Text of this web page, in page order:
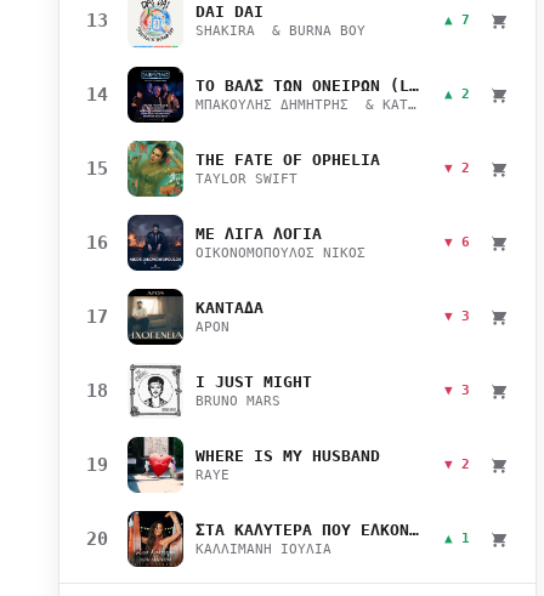
13 DAI DAI
SHAKIRA & BURNA BOY
▲ 7
14 ΤΟ ΒΑΛΣ ΤΩΝ ΟΝΕΙΡΩΝ (LIVE)
ΜΠΑΚΟΥΛΗΣ ΔΗΜΗΤΡΗΣ & ΚΑΤΣΙΜΙΧΑ ΜΑΡΙΑΝΑ
▲ 2
15 THE FATE OF OPHELIA
TAYLOR SWIFT
▼ 2
16 ΜΕ ΛΙΓΑ ΛΟΓΙΑ
ΟΙΚΟΝΟΜΟΠΟΥΛΟΣ ΝΙΚΟΣ
▼ 6
17 ΚΑΝΤΑΔΑ
APON
▼ 3
18 I JUST MIGHT
BRUNO MARS
▼ 3
19 WHERE IS MY HUSBAND
RAYE
▼ 2
20 ΣΤΑ ΚΑΛΥΤΕΡΑ ΠΟΥ ΕΛΚΟΝΤΑΙ
ΚΑΛΛΙΜΑΝΗ ΙΟΥΛΙΑ
▲ 1